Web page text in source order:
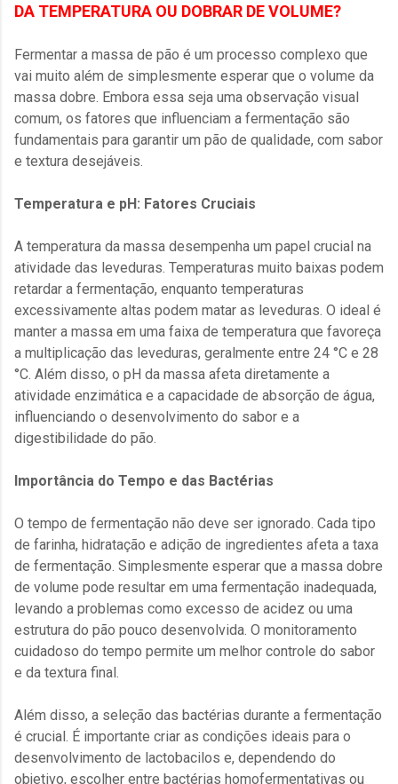
DA TEMPERATURA OU DOBRAR DE VOLUME?
Fermentar a massa de pão é um processo complexo que
vai muito além de simplesmente esperar que o volume da
massa dobre. Embora essa seja uma observação visual
comum, os fatores que influenciam a fermentação são
fundamentais para garantir um pão de qualidade, com sabor
e textura desejáveis.
Temperatura e pH: Fatores Cruciais
A temperatura da massa desempenha um papel crucial na
atividade das leveduras. Temperaturas muito baixas podem
retardar a fermentação, enquanto temperaturas
excessivamente altas podem matar as leveduras. O ideal é
manter a massa em uma faixa de temperatura que favoreça
a multiplicação das leveduras, geralmente entre 24 °C e 28
°C. Além disso, o pH da massa afeta diretamente a
atividade enzimática e a capacidade de absorção de água,
influenciando o desenvolvimento do sabor e a
digestibilidade do pão.
Importância do Tempo e das Bactérias
O tempo de fermentação não deve ser ignorado. Cada tipo
de farinha, hidratação e adição de ingredientes afeta a taxa
de fermentação. Simplesmente esperar que a massa dobre
de volume pode resultar em uma fermentação inadequada,
levando a problemas como excesso de acidez ou uma
estrutura do pão pouco desenvolvida. O monitoramento
cuidadoso do tempo permite um melhor controle do sabor
e da textura final.
Além disso, a seleção das bactérias durante a fermentação
é crucial. É importante criar as condições ideais para o
desenvolvimento de lactobacilos e, dependendo do
objetivo, escolher entre bactérias homofermentativas ou